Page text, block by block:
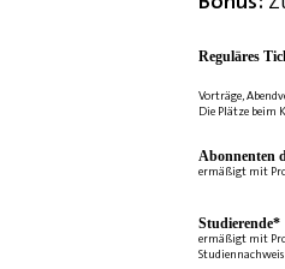
Reguläres
Vorträge,
Die Plätze beim
Abonnenten
ermäßigt mit
Studierende*
ermäßigt mit